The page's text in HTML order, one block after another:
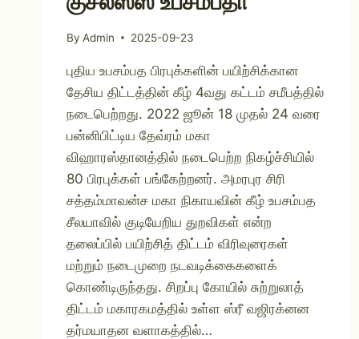
By Admin 2025-09-23
புதிய உபசம்பத பிரபுக்களின் பயிற்சிக்கான
தேசிய திட்டத்தின் கீழ் 4வது கட்டம் சமீபத்தில்
நடைபெற்றது. 2022 ஜூன் 18 முதல் 24 வரை
பன்னிபிட்டிய தேவ்ரம் மகா
விஹாரஸ்தானத்தில் நடைபெற்ற நிகழ்ச்சியில்
80 பிரபுக்கள் பங்கேற்றனர். அமரபுர சிரி
சத்தம்மாவன்ச மகா நிகாயவின் கீழ் உபசம்பத
சீலயாவில் குடியேறிய துறவிகள் என்ற
தலைப்பில் பயிற்சித் திட்டம் விரிவுரைகள்
மற்றும் நடைமுறை நடவடிக்கைகளைக்
கொண்டிருந்தது. சிறப்பு கோயில் சுற்றுலாத்
திட்டம் மகாரகமத்தில் உள்ள ஸ்ரீ வஜிரக்னன
தர்மயாதன வளாகத்தில்…